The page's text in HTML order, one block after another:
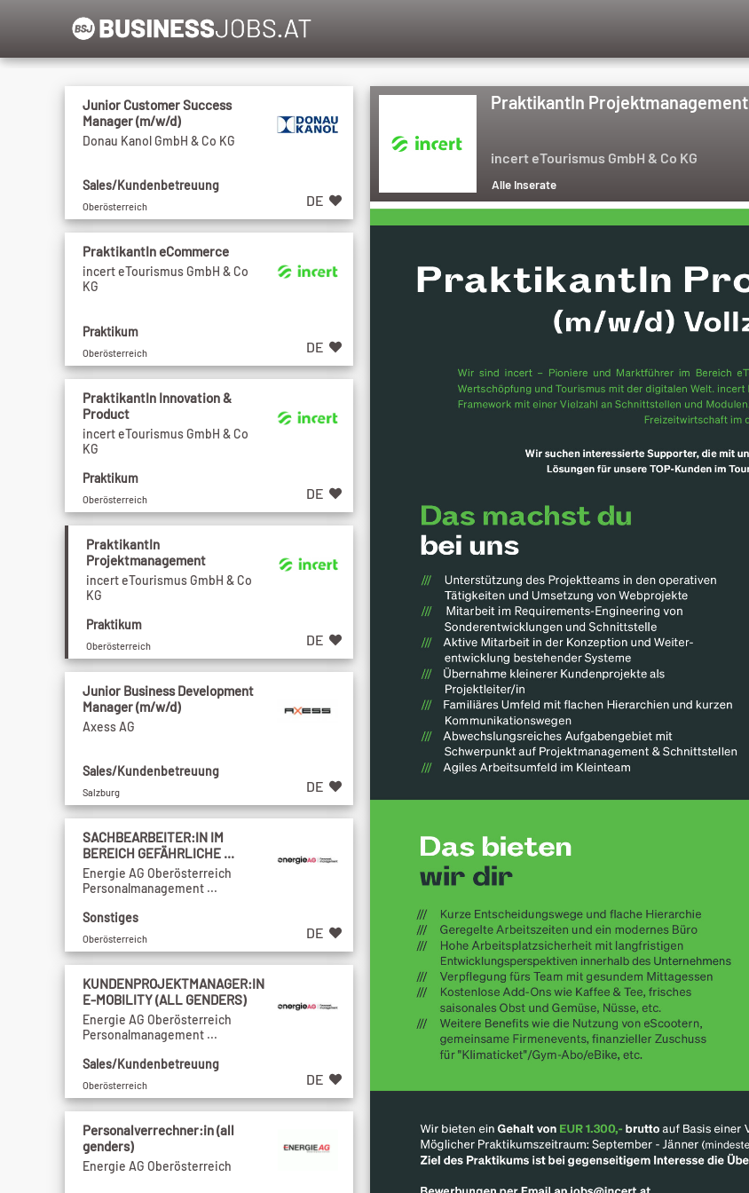
PraktikantIn Projektmanagement
incert eTourismus GmbH & Co KG
Alle Inserate
Junior Customer Success
Manager (m/w/d)
Donau Kanol GmbH & Co KG
Sales/Kundenbetreuung
Oberösterreich DE
PraktikantIn eCommerce
incert eTourismus GmbH & Co
KG
Praktikum
Oberösterreich DE
PraktikantIn Innovation &
Product
incert eTourismus GmbH & Co
KG
Praktikum
Oberösterreich DE
PraktikantIn
Projektmanagement
incert eTourismus GmbH & Co
KG
Praktikum
Oberösterreich DE
Junior Business Development
Manager (m/w/d)
Axess AG
Sales/Kundenbetreuung
Salzburg DE
SACHBEARBEITER:IN IM
BEREICH GEFÄHRLICHE ...
Energie AG Oberösterreich
Personalmanagement ...
Sonstiges
Oberösterreich DE
KUNDENPROJEKTMANAGER:IN
E-MOBILITY (ALL GENDERS)
Energie AG Oberösterreich
Personalmanagement ...
Sales/Kundenbetreuung
Oberösterreich DE
Personalverrechner:in (all
genders)
Energie AG Oberösterreich